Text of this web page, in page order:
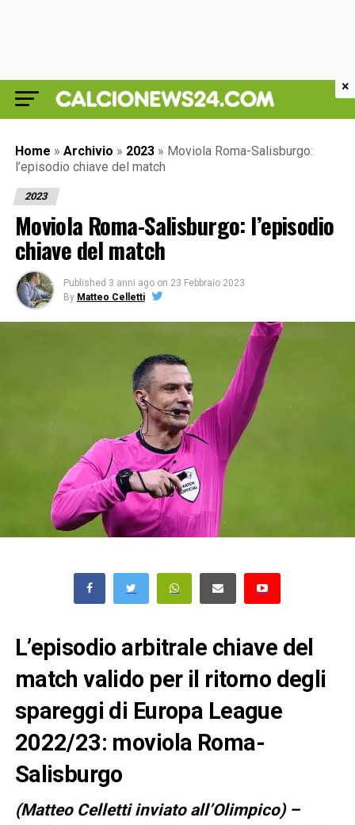
Home » Archivio » 2023 » Moviola Roma-Salisburgo:
l’episodio chiave del match
2023
Moviola Roma-Salisburgo: l’episodio
chiave del match
Published 3 anni ago on 23 Febbraio 2023
By Matteo Celletti
L’episodio arbitrale chiave del
match valido per il ritorno degli
spareggi di Europa League
2022/23: moviola Roma-
Salisburgo
(Matteo Celletti inviato all’Olimpico) –
×